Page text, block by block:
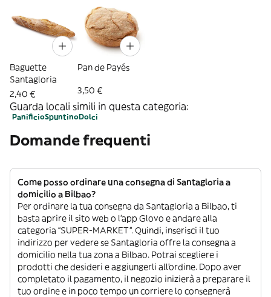
Baguette
Santagloria
2,40 €
Pan de Payés
3,50 €
Guarda locali simili in questa categoria:
PanificioSpuntinoDolci
Domande frequenti
Come posso ordinare una consegna di Santagloria a
domicilio a Bilbao?
Per ordinare la tua consegna da Santagloria a Bilbao, ti
basta aprire il sito web o l’app Glovo e andare alla
categoria “SUPER-MARKET”. Quindi, inserisci il tuo
indirizzo per vedere se Santagloria offre la consegna a
domicilio nella tua zona a Bilbao. Potrai scegliere i
prodotti che desideri e aggiungerli all’ordine. Dopo aver
completato il pagamento, il negozio inizierà a preparare il
tuo ordine e in poco tempo un corriere lo consegnerà